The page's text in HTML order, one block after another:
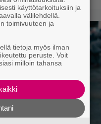
käyttötarkoituksiin ja
välilehdellä.
toimivuuteen ja
tietoja myös ilman
peruste. Voit
milloin tahansa